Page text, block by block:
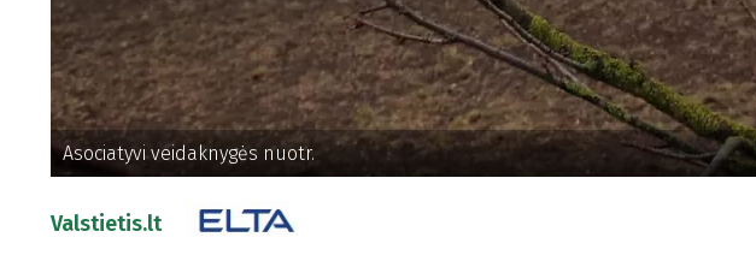
Asociatyvi veidaknygės nuotr.
Valstietis.lt